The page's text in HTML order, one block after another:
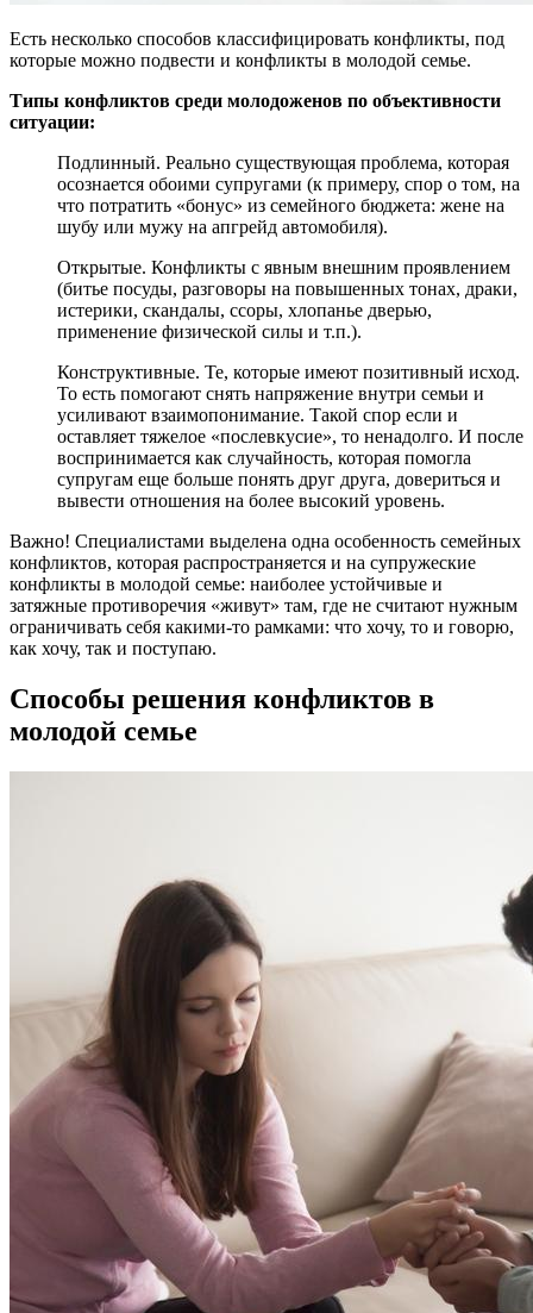
Есть несколько способов классифицировать конфликты, под
которые можно подвести и конфликты в молодой семье.
Типы конфликтов среди молодоженов по объективности
ситуации:
Подлинный. Реально существующая проблема, которая
осознается обоими супругами (к примеру, спор о том, на
что потратить «бонус» из семейного бюджета: жене на
шубу или мужу на апгрейд автомобиля).
Открытые. Конфликты с явным внешним проявлением
(битье посуды, разговоры на повышенных тонах, драки,
истерики, скандалы, ссоры, хлопанье дверью,
применение физической силы и т.п.).
Конструктивные. Те, которые имеют позитивный исход.
То есть помогают снять напряжение внутри семьи и
усиливают взаимопонимание. Такой спор если и
оставляет тяжелое «послевкусие», то ненадолго. И после
воспринимается как случайность, которая помогла
супругам еще больше понять друг друга, довериться и
вывести отношения на более высокий уровень.
Важно! Специалистами выделена одна особенность семейных
конфликтов, которая распространяется и на супружеские
конфликты в молодой семье: наиболее устойчивые и
затяжные противоречия «живут» там, где не считают нужным
ограничивать себя какими-то рамками: что хочу, то и говорю,
как хочу, так и поступаю.
Способы решения конфликтов в
молодой семье